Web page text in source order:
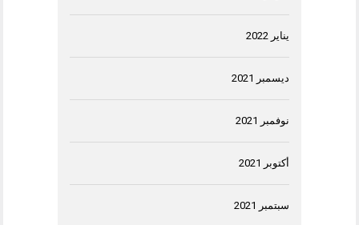
يناير 2022
ديسمبر 2021
نوفمبر 2021
أكتوبر 2021
سبتمبر 2021